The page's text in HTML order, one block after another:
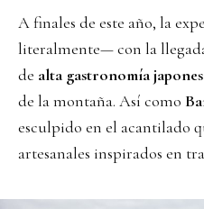
A finales de este año, la
literalmente— con la
de alta gastronomía
de la montaña. Así como
esculpido en el acantilado
artesanales inspirados en